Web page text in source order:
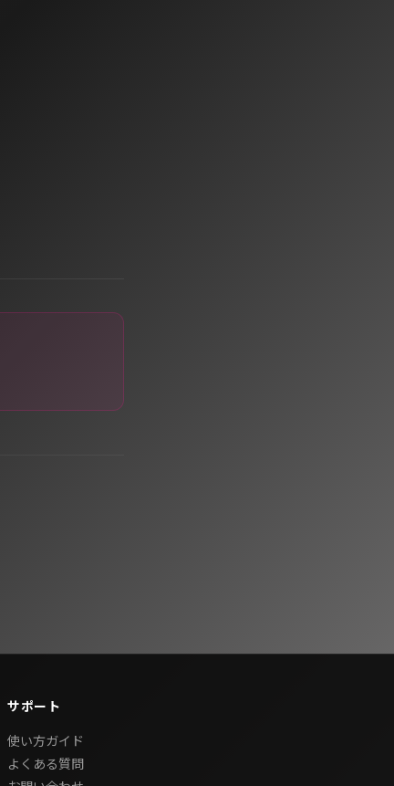
サポート
使い方ガイド
よくある質問